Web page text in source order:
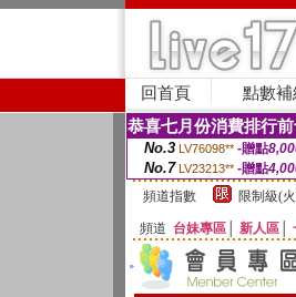
回首頁 點數補
恭喜七月份消費排行
No.3 LV76098** -贈點
No.7 LV23213** -贈點
頻道指數
限制級(
頻道 台妹專區 新人區